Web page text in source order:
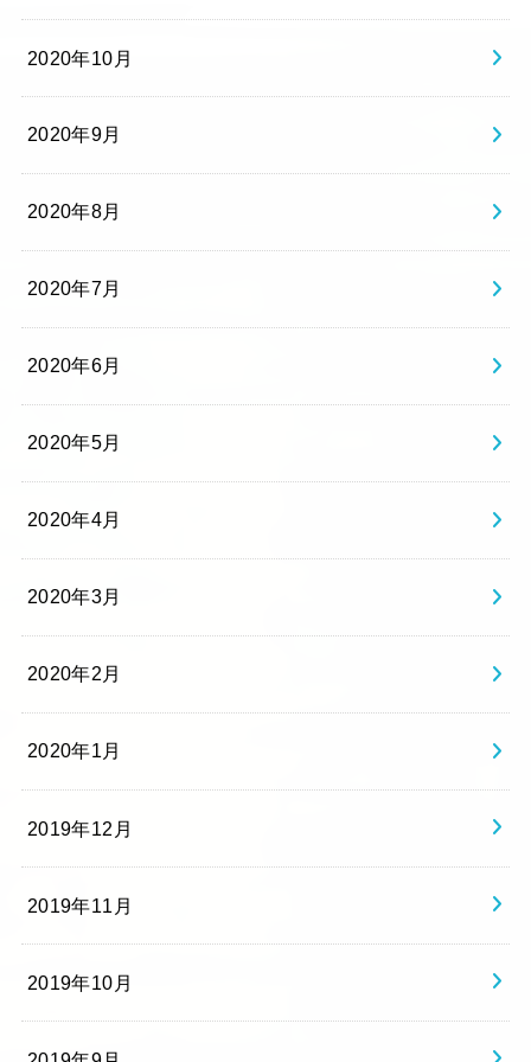
2020年10月
2020年9月
2020年8月
2020年7月
2020年6月
2020年5月
2020年4月
2020年3月
2020年2月
2020年1月
2019年12月
2019年11月
2019年10月